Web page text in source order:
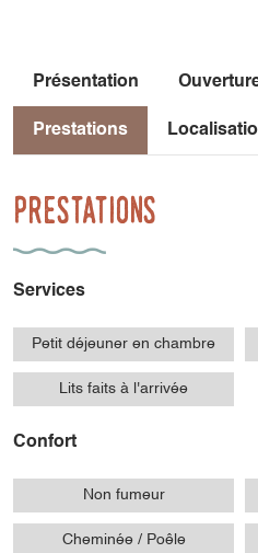
Présentation
Prestations
Prestations
Services
Petit déjeuner en chambre
Lits faits à l'arrivée
Confort
Non fumeur
Cheminée / Poêle